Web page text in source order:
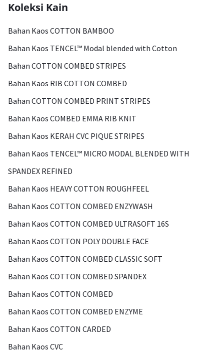
Koleksi Kain
Bahan Kaos COTTON BAMBOO
Bahan Kaos TENCEL™ Modal blended with Cotton
Bahan COTTON COMBED STRIPES
Bahan Kaos RIB COTTON COMBED
Bahan COTTON COMBED PRINT STRIPES
Bahan Kaos COMBED EMMA RIB KNIT
Bahan Kaos KERAH CVC PIQUE STRIPES
Bahan Kaos TENCEL™ MICRO MODAL BLENDED WITH
SPANDEX REFINED
Bahan Kaos HEAVY COTTON ROUGHFEEL
Bahan Kaos COTTON COMBED ENZYWASH
Bahan Kaos COTTON COMBED ULTRASOFT 16S
Bahan Kaos COTTON POLY DOUBLE FACE
Bahan Kaos COTTON COMBED CLASSIC SOFT
Bahan Kaos COTTON COMBED SPANDEX
Bahan Kaos COTTON COMBED
Bahan Kaos COTTON COMBED ENZYME
Bahan Kaos COTTON CARDED
Bahan Kaos CVC